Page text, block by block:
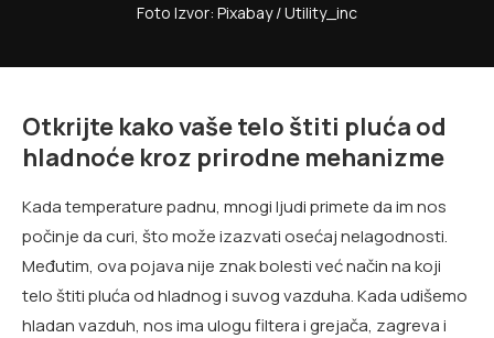
Foto Izvor: Pixabay / Utility_inc
Otkrijte kako vaše telo štiti pluća od
hladnoće kroz prirodne mehanizme
Kada temperature padnu, mnogi ljudi primete da im nos
počinje da curi, što može izazvati osećaj nelagodnosti.
Međutim, ova pojava nije znak bolesti već način na koji
telo štiti pluća od hladnog i suvog vazduha. Kada udišemo
hladan vazduh, nos ima ulogu filtera i grejača, zagreva i